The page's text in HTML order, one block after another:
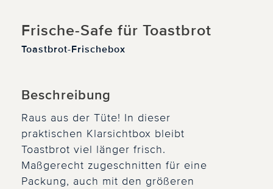
Frische-Safe für Toastbrot
Toastbrot-Frischebox
Beschreibung
Raus aus der Tüte! In dieser
praktischen Klarsichtbox bleibt
Toastbrot viel länger frisch.
Maßgerecht zugeschnitten für eine
Packung, auch mit den größeren